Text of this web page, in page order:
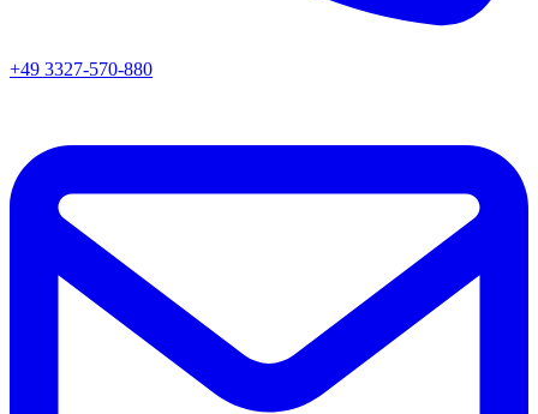
+49 3327-570-880